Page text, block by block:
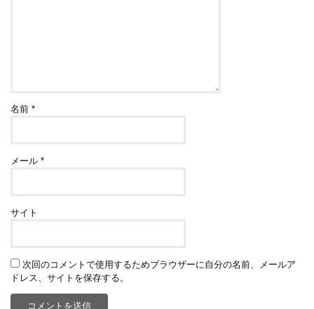
名前*
メール*
サイト
次回のコメントで使用するためブラウザーに自分の名前、メールア
ドレス、サイトを保存する。